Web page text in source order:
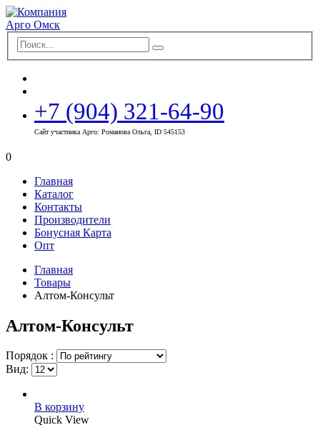
+7 (904) 321-64-90
Сайт участника Арго: Романова Ольга, ID 545153
0
Главная
Каталог
Контакты
Производители
Бонусная Карта
Опт
Главная
Товары
Алтом-Консульт
Алтом-Консульт
Порядок :
Вид:
В корзину
Quick View